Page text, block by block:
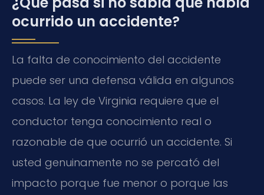
ocurrido un accidente?
La falta de conocimiento del accidente
puede ser una defensa válida en algunos
casos. La ley de Virginia requiere que el
conductor tenga conocimiento real o
razonable de que ocurrió un accidente. Si
usted genuinamente no se percató del
impacto porque fue menor o porque las